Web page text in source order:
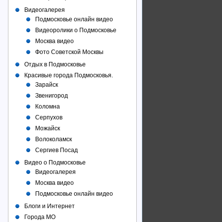
Видеогалерея
Подмосковье онлайн видео
Видеоролики о Подмосковье
Москва видео
Фото Советcкой Москвы
Отдых в Подмосковье
Красивые города Подмосковья.
Зарайск
Звенигород
Коломна
Серпухов
Можайск
Волоколамск
Сергиев Посад
Видео о Подмосковье
Видеогалерея
Москва видео
Подмосковье онлайн видео
Блоги и Интернет
Города МО